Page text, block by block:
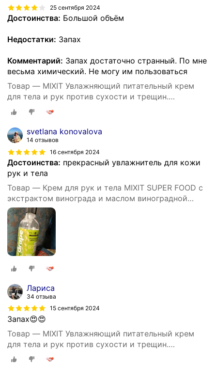
25 сентября 2024
Достоинства: Большой объём
Недостатки: Запах
Комментарий: Запах достаточно странный. По мне
весьма химический. Не могу им пользоваться
Товар — MIXIT Увлажняющий питательный крем
для тела и рук против сухости и трещин.
Восстанавливающее средство для ухода за кожей
тела c пантенолом и маслом виноградных косточек
SUPER FOOD
svetlana konovalova
14 отзывов
16 сентября 2024
Достоинства: прекрасный увлажнитель для кожи
рук и тела
Товар — Крем для рук и тела MIXIT SUPER FOOD с
экстрактом винограда и маслом виноградной
косточки (ухаживающий) 400 мл
Лариса
34 отзыва
15 сентября 2024
Запах😍😍
Товар — MIXIT Увлажняющий питательный крем
для тела и рук против сухости и трещин.
Восстанавливающее средство для ухода за кожей